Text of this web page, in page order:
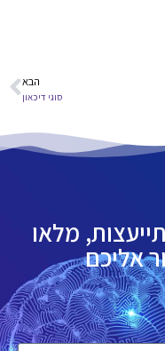
הבא
סוגי דיכאון
מלאו
אליכם